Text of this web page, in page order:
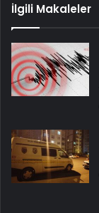
İlgili Makaleler